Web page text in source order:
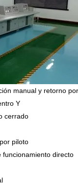
manual y retorno
Y
cerrado
piloto
funcionamiento directo